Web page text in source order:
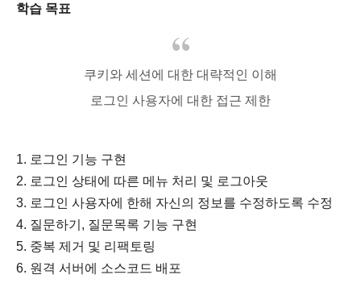
학습 목표
쿠키와 세션에 대한 대략적인 이해
로그인 사용자에 대한 접근 제한
1. 로그인 기능 구현
2. 로그인 상태에 따른 메뉴 처리 및 로그아웃
3. 로그인 사용자에 한해 자신의 정보를 수정하도록 수정
4. 질문하기, 질문목록 기능 구현
5. 중복 제거 및 리팩토링
6. 원격 서버에 소스코드 배포